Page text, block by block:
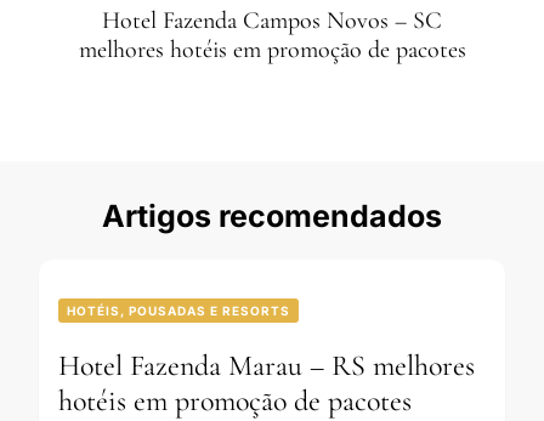
Hotel Fazenda Campos Novos – SC
melhores hotéis em promoção de pacotes
Artigos recomendados
HOTÉIS, POUSADAS E RESORTS
Hotel Fazenda Marau – RS melhores
hotéis em promoção de pacotes